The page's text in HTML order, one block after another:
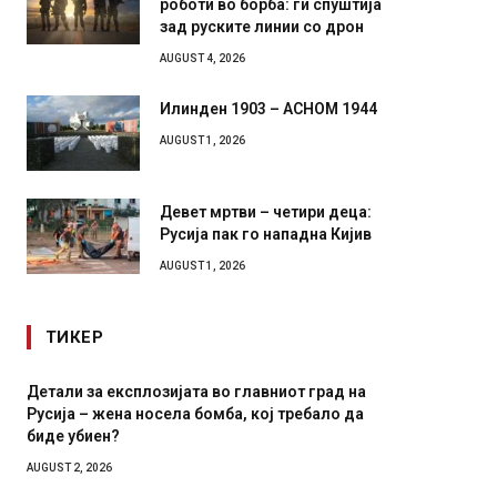
роботи во борба: ги спуштија
зад руските линии со дрон
AUGUST 4, 2026
Илинден 1903 – АСНОМ 1944
AUGUST 1, 2026
Девет мртви – четири деца:
Русија пак го нападна Кијив
AUGUST 1, 2026
ТИКЕР
Детали за експлозијата во главниот град на
Русија – жена носела бомба, кој требало да
биде убиен?
AUGUST 2, 2026